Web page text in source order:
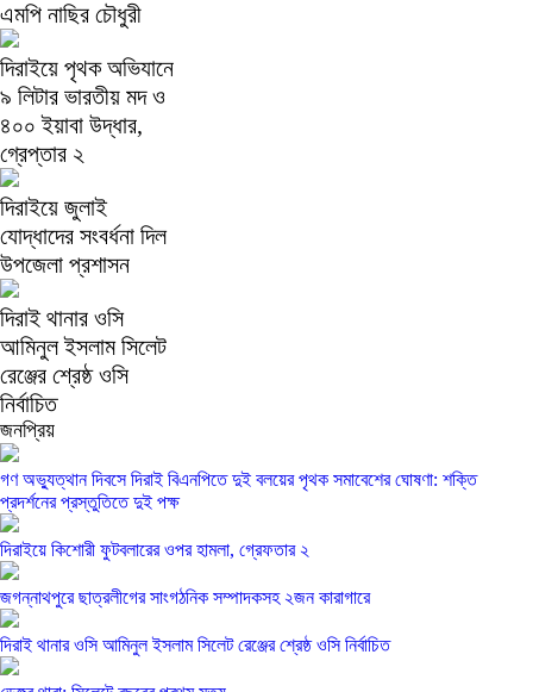
এমপি নাছির চৌধুরী
দিরাইয়ে পৃথক অভিযানে
৯ লিটার ভারতীয় মদ ও
৪০০ ইয়াবা উদ্ধার,
গ্রেপ্তার ২
দিরাইয়ে জুলাই
যোদ্ধাদের সংবর্ধনা দিল
উপজেলা প্রশাসন
দিরাই থানার ওসি
আমিনুল ইসলাম সিলেট
রেঞ্জের শ্রেষ্ঠ ওসি
নির্বাচিত
জনপ্রিয়
গণ অভ্যুত্থান দিবসে দিরাই বিএনপিতে দুই বলয়ের পৃথক সমাবেশের ঘোষণা: শক্তি
প্রদর্শনের প্রস্তুতিতে দুই পক্ষ
দিরাইয়ে কিশোরী ফুটবলারের ওপর হামলা, গ্রেফতার ২
জগন্নাথপুরে ছাত্রলীগের সাংগঠনিক সম্পাদকসহ ২জন কারাগারে
দিরাই থানার ওসি আমিনুল ইসলাম সিলেট রেঞ্জের শ্রেষ্ঠ ওসি নির্বাচিত